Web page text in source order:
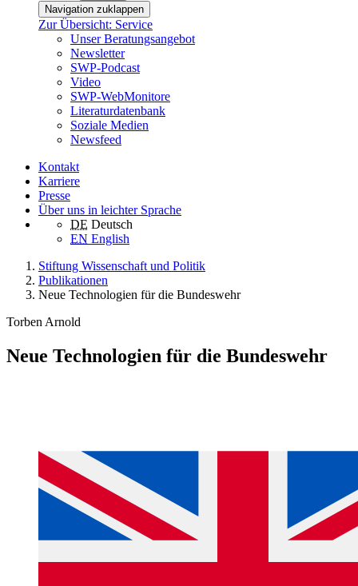
Navigation zuklappen
Zur Übersicht: Service
Unser Beratungsangebot
Newsletter
SWP-Podcast
Video
SWP-WebMonitore
Literaturdatenbank
Soziale Medien
Newsfeed
Kontakt
Karriere
Presse
Über uns in leichter Sprache
DE Deutsch
EN English
Stiftung Wissenschaft und Politik
Publikationen
Neue Technologien für die Bundeswehr
Torben Arnold
Neue Technologien für die Bundeswehr